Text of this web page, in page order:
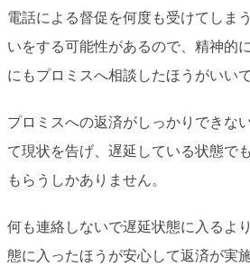
電話による督促を何度も受けてしま
いをする可能性があるので、精神的
にもプロミスへ相談したほうがいい
プロミスへの返済がしっかりできな
て現状を告げ、遅延している状態で
もらうしかありません。
何も連絡しないで遅延状態に入るよ
態に入ったほうが安心して返済が実